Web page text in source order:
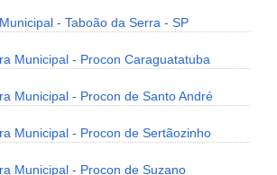
- Taboão da Serra - SP
Municipal - Procon Caraguatatuba
Municipal - Procon de Santo André
Municipal - Procon de Sertãozinho
Municipal - Procon de Suzano